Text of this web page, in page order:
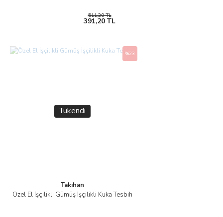
511,20 TL
391,20 TL
Tükendi
Takıhan
Özel El İşçilikli Gümüş İşçilikli Kuka Tesbih
%23